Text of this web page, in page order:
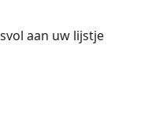
aan uw lijstje